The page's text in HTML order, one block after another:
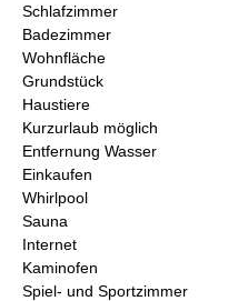
Schlafzimmer
Badezimmer
Wohnfläche
Grundstück
Haustiere
Kurzurlaub möglich
Entfernung Wasser
Einkaufen
Whirlpool
Sauna
Internet
Kaminofen
Spiel- und Sportzimmer